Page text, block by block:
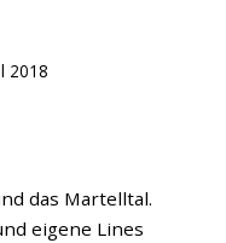
2018
das Martelltal.
eigene Lines